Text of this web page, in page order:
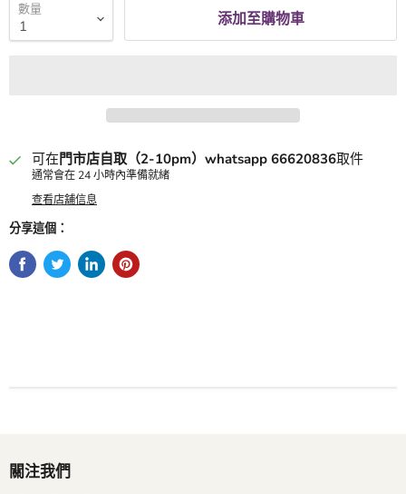
數量 添加至購物車
可在 門市店自取（2-10pm）whatsapp 66620836取件
通常會在 24 小時內準備就緒
查看店舖信息
分享這個：
關注我們